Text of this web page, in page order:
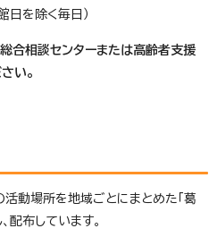
日を除く毎日）
合相談センターまたは高齢者支援
い。
動場所を地域ごとにまとめた「葛
配布しています。